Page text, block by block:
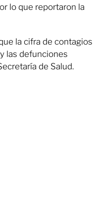
lo que reportaron la
la cifra de contagios
las defunciones
de Salud.